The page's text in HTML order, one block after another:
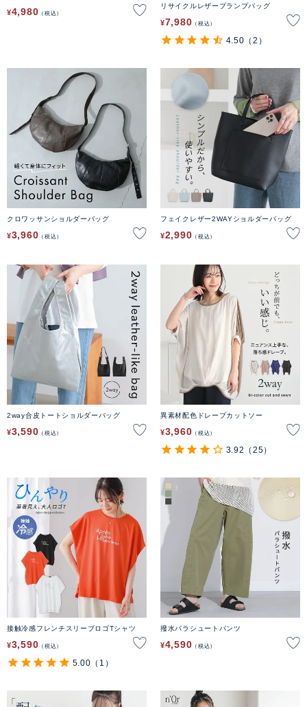
¥4,980 税込
リサイクルレザープランプバッグ
¥7,980 税込
4.50 （2）
クロワッサンショルダーバッグ
¥3,960 税込
フェイクレザー2WAYショルダーバッグ
¥2,990 税込
2way合皮トートショルダーバッグ
¥3,590 税込
異素材配色ドレープカットソー
¥3,960 税込
3.92 （25）
接触冷感フレンチスリーブロゴTシャツ
¥3,590 税込
5.00 （1）
撥水パラシュートパンツ
¥4,590 税込